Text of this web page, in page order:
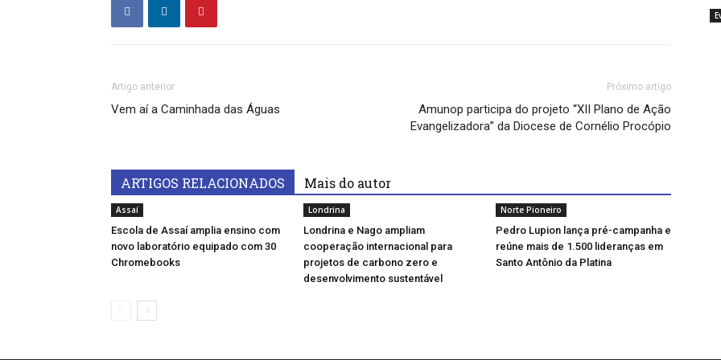
Artigo anterior
Vem aí a Caminhada das Águas
Próximo artigo
Amunop participa do projeto “XII Plano de Ação
Evangelizadora” da Diocese de Cornélio Procópio
ARTIGOS RELACIONADOS Mais do autor
Assaí
Escola de Assaí amplia ensino com
novo laboratório equipado com 30
Chromebooks
Londrina
Londrina e Nago ampliam
cooperação internacional para
projetos de carbono zero e
desenvolvimento sustentável
Norte Pioneiro
Pedro Lupion lança pré-campanha e
reúne mais de 1.500 lideranças em
Santo Antônio da Platina